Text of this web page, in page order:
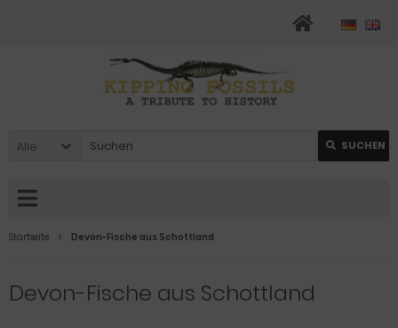
Alle SUCHEN
Startseite Devon-Fische aus Schottland
Devon-Fische aus Schottland